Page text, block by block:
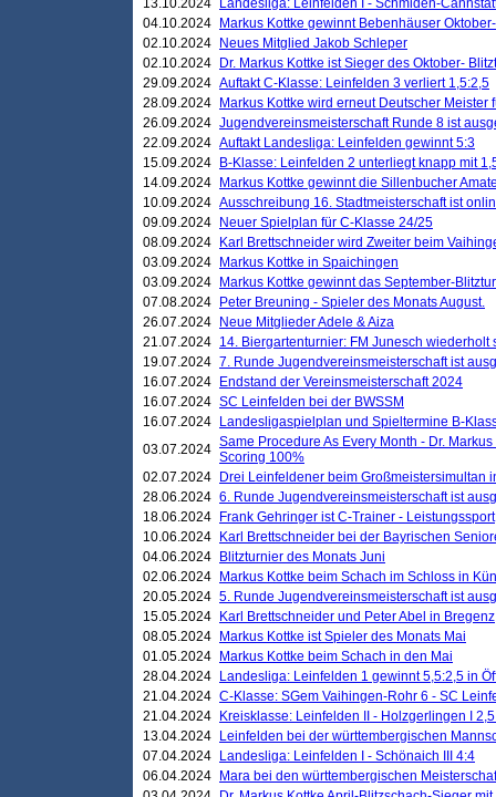
13.10.2024
Landesliga: Leinfelden I - Schmiden-
04.10.2024
Markus Kottke gewinnt Bebenhäuser
02.10.2024
Neues Mitglied Jakob Schleper
02.10.2024
Dr. Markus Kottke ist Sieger des Oktober-
29.09.2024 Auftakt C-Klasse: Leinfelden 3 verliert 1,5:2,5
28.09.2024
Markus Kottke wird erneut Deutscher Meister
26.09.2024 Jugendvereinsmeisterschaft Runde 8 ist
22.09.2024 Auftakt Landesliga: Leinfelden gewinnt 5:3
15.09.2024
B-Klasse: Leinfelden 2 unterliegt knapp mit
14.09.2024
Markus Kottke gewinnt die Sillenbucher
10.09.2024 Ausschreibung 16. Stadtmeisterschaft ist
09.09.2024
Neuer Spielplan für C-Klasse 24/25
08.09.2024
Karl Brettschneider wird Zweiter beim
03.09.2024
Markus Kottke in Spaichingen
03.09.2024
Markus Kottke gewinnt das September-
07.08.2024
Peter Breuning - Spieler des Monats August.
26.07.2024
Neue Mitglieder Adele & Aiza
21.07.2024 14. Biergartenturnier: FM Junesch wiederholt
19.07.2024 7. Runde Jugendvereinsmeisterschaft ist
16.07.2024
Endstand der Vereinsmeisterschaft 2024
16.07.2024 SC Leinfelden bei der BWSSM
16.07.2024
Landesligaspielplan und Spieltermine B-
03.07.2024 Same Procedure As Every Month - Dr.
Scoring 100%
02.07.2024
Drei Leinfeldener beim Großmeistersimultan
28.06.2024 6. Runde Jugendvereinsmeisterschaft ist
18.06.2024
Frank Gehringer ist C-Trainer - Leistungssport
10.06.2024
Karl Brettschneider bei der Bayrischen
04.06.2024
Blitzturnier des Monats Juni
02.06.2024
Markus Kottke beim Schach im Schloss in
20.05.2024 5. Runde Jugendvereinsmeisterschaft ist
15.05.2024
Karl Brettschneider und Peter Abel in Bregenz
08.05.2024
Markus Kottke ist Spieler des Monats Mai
01.05.2024
Markus Kottke beim Schach in den Mai
28.04.2024
Landesliga: Leinfelden 1 gewinnt 5,5:2,5 in
21.04.2024 C-Klasse: SGem Vaihingen-Rohr 6 - SC
21.04.2024
Kreisklasse: Leinfelden II - Holzgerlingen I
13.04.2024
Leinfelden bei der württembergischen
07.04.2024
Landesliga: Leinfelden I - Schönaich III 4:4
06.04.2024
Mara bei den württembergischen